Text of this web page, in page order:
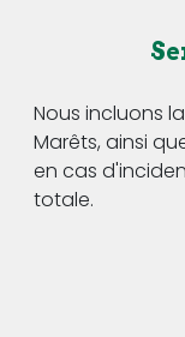
Nous incluons
Marêts, ainsi
en cas
totale.